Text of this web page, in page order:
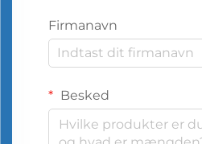
Firmanavn
Besked